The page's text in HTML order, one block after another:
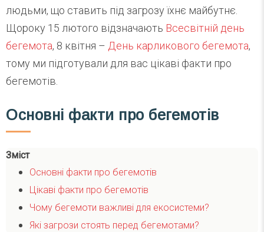
людьми, що ставить під загрозу їхнє майбутнє.
Щороку 15 лютого відзначають Всесвітній день
бегемота, 8 квітня – День карликового бегемота,
тому ми підготували для вас цікаві факти про
бегемотів.
Основні факти про бегемотів
Зміст
Основні факти про бегемотів
Цікаві факти про бегемотів
Чому бегемоти важливі для екосистеми?
Які загрози стоять перед бегемотами?